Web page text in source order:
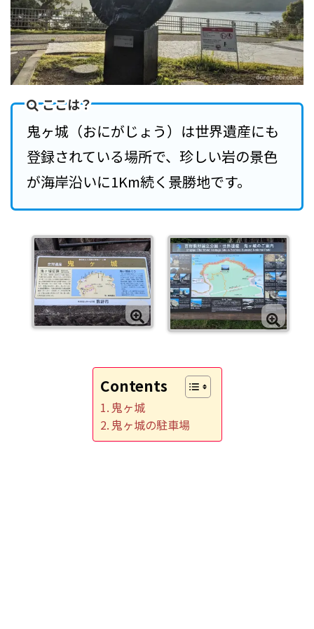
ここは？
鬼ヶ城（おにがじょう）は世界遺産にも
登録されている場所で、珍しい岩の景色
が海岸沿いに1Km続く景勝地です。
Contents
鬼ヶ城
鬼ヶ城の駐車場